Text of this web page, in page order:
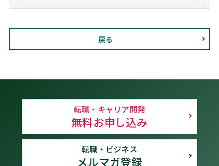
戻る
転職・キャリア開発
無料お申し込み
転職・ビジネス
メルマガ登録